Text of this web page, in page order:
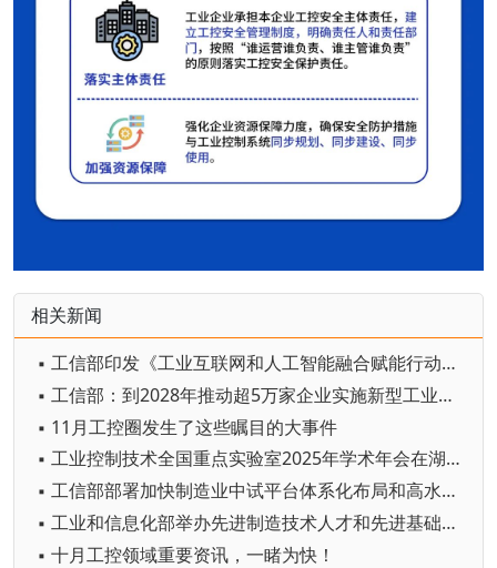
相关新闻
▪ 工信部印发《工业互联网和人工智能融合赋能行动方案》
▪ 工信部：到2028年推动超5万家企业实施新型工业网络改造升级
▪ 11月工控圈发生了这些瞩目的大事件
▪ 工业控制技术全国重点实验室2025年学术年会在湖举行
▪ 工信部部署加快制造业中试平台体系化布局和高水平建设
▪ 工业和信息化部举办先进制造技术人才和先进基础工艺人才轮训班
▪ 十月工控领域重要资讯，一睹为快！